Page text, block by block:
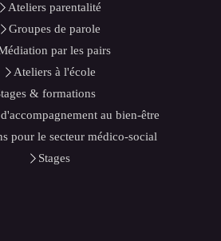
Ateliers parentalité
Groupes de parole
par les pairs
Ateliers à l'école
& formations
au bien-être
pour le secteur médico-social
Stages